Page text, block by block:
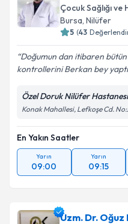
Çocuk Sağlığı ve
Bursa, Nilüfer
5 (43
Doğumun dan itibaren
kontrollerini Berkan bey
Özel Doruk Nilüfer Hastanesi
Konak Mahallesi, Lefkoşe Cd.
En Yakın Saatler
Yarın
09:00
Yarın
09:15
Uzm. Dr. Oğuz